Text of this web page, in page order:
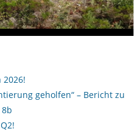
2026!
geholfen“ – Bericht zu